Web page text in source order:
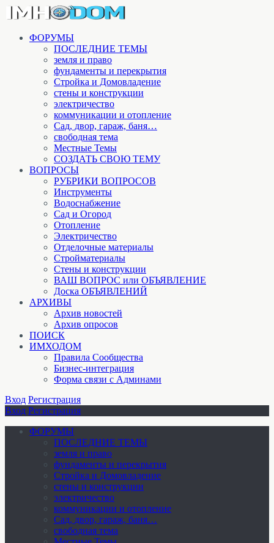
ФОРУМЫ
ПОСЛЕДНИЕ ТЕМЫ
земля и право
фундаменты и перекрытия
Стройка и Домовладение
стены и конструкции
электричество
коммуникации и отопление
Cад, двор, гараж, баня…
свободная тема
Местные Темы
СОЗДАТЬ СВОЮ ТЕМУ
ВОПРОСЫ
РУБРИКИ ВОПРОСОВ
Инструменты
Водоснабжение
Сад и Огород
Отопление
Электричество
Отделочные материалы
Стройматериалы
Стены и конструкции
ВАШ ВОПРОС или ОБЪЯВЛЕНИЕ
Доска ОБЪЯВЛЕНИЙ
АРХИВЫ
Архив новостей
Архив опросов
ПОИСК
ИМХОДОМ
Правила Сообщества
Бизнес-интеграция
Форма связи с Админами
Вход Регистрация
Вход Регистрация
ФОРУМЫ
ПОСЛЕДНИЕ ТЕМЫ
земля и право
фундаменты и перекрытия
Стройка и Домовладение
стены и конструкции
электричество
коммуникации и отопление
Cад, двор, гараж, баня…
свободная тема